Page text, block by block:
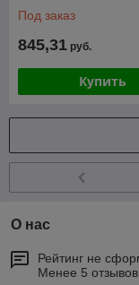
стиральной
Под заказ
845,31 руб.
Купить
О нас
Рейтинг не
Менее 5